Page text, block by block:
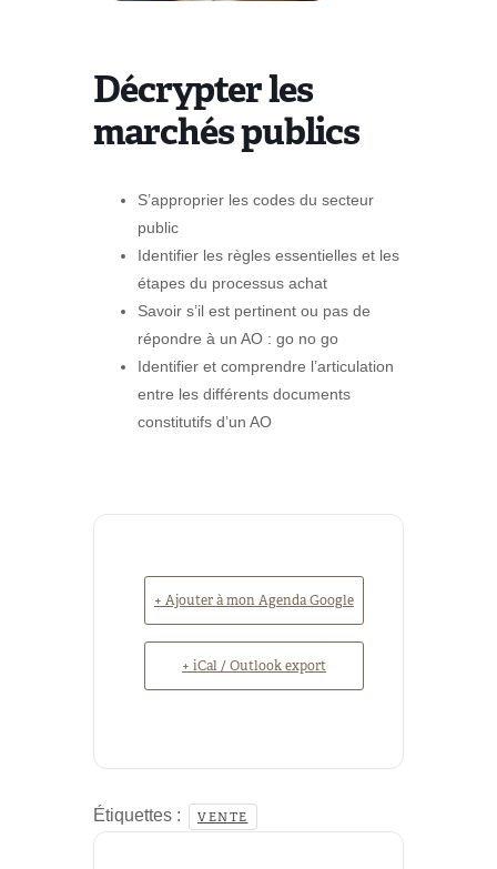
Décrypter les
marchés publics
S’approprier les codes du secteur
public
Identifier les règles essentielles et les
étapes du processus achat
Savoir s’il est pertinent ou pas de
répondre à un AO : go no go
Identifier et comprendre l’articulation
entre les différents documents
constitutifs d’un AO
+ Ajouter à mon Agenda Google
+ iCal / Outlook export
Étiquettes : VENTE